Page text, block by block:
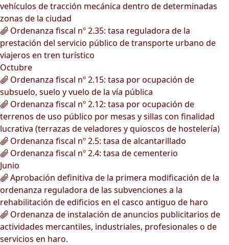
vehículos de tracción mecánica dentro de determinadas
zonas de la ciudad
Ordenanza fiscal nº 2.35: tasa reguladora de la
prestación del servicio público de transporte urbano de
viajeros en tren turístico
Octubre
Ordenanza fiscal nº 2.15: tasa por ocupación de
subsuelo, suelo y vuelo de la vía pública
Ordenanza fiscal nº 2.12: tasa por ocupación de
terrenos de uso público por mesas y sillas con finalidad
lucrativa (terrazas de veladores y quioscos de hostelería)
Ordenanza fiscal nº 2.5: tasa de alcantarillado
Ordenanza fiscal nº 2.4: tasa de cementerio
Junio
Aprobación definitiva de la primera modificación de la
ordenanza reguladora de las subvenciones a la
rehabilitación de edificios en el casco antiguo de haro
Ordenanza de instalación de anuncios publicitarios de
actividades mercantiles, industriales, profesionales o de
servicios en haro.